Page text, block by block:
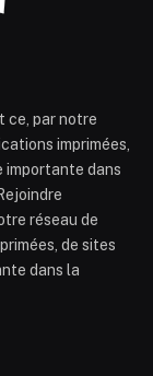
ce, par notre
imprimées,
importante dans
réseau de
de sites
dans la